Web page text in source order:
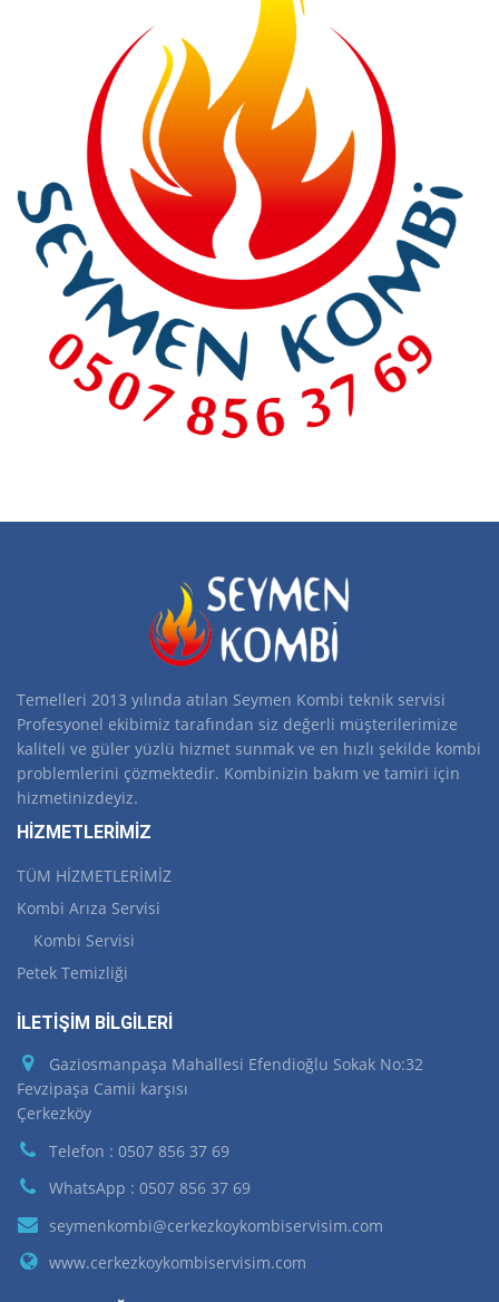
Temelleri 2013 yılında atılan Seymen Kombi teknik servisi
Profesyonel ekibimiz tarafından siz değerli müşterilerimize
kaliteli ve güler yüzlü hizmet sunmak ve en hızlı şekilde kombi
problemlerini çözmektedir. Kombinizin bakım ve tamiri için
hizmetinizdeyiz.
HİZMETLERİMİZ
TÜM HİZMETLERİMİZ
Kombi Arıza Servisi
Kombi Servisi
Petek Temizliği
İLETİŞİM BİLGİLERİ
Gaziosmanpaşa Mahallesi Efendioğlu Sokak No:32
Fevzipaşa Camii karşısı
Çerkezköy
Telefon : 0507 856 37 69
WhatsApp : 0507 856 37 69
seymenkombi@cerkezkoykombiservisim.com
www.cerkezkoykombiservisim.com